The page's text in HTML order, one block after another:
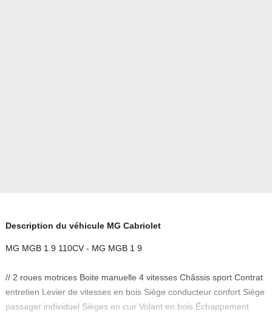
Description du véhicule MG Cabriolet
MG MGB 1.9 110CV - MG MGB 1 9
// 2 roues motrices Boite manuelle 4 vitesses Châssis sport Contrat
entretien Levier de vitesses en bois Siège conducteur confort Siège
passager individuel Sièges en cuir Volant en bois Échappement